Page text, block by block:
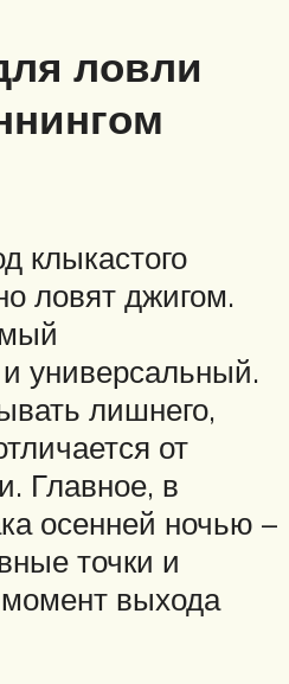
ловли
клыкастого
ловят джигом.
универсальный.
лишнего,
от
Главное, в
осенней ночью –
точки и
выхода